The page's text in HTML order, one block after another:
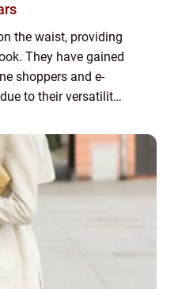
the waist, providing
They have gained
shoppers and e-
to their versatility
waist je...